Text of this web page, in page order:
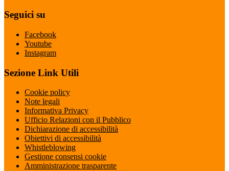
Seguici su
Facebook
Youtube
Instagram
Sezione Link Utili
Cookie policy
Note legali
Informativa Privacy
Ufficio Relazioni con il Pubblico
Dichiarazione di accessibilità
Obiettivi di accessibilità
Whistleblowing
Gestione consensi cookie
Amministrazione trasparente